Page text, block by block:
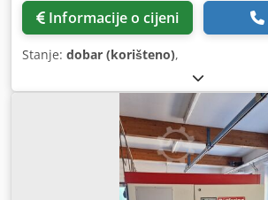
Informacije o cijeni
Stanje: dobar (korišteno),